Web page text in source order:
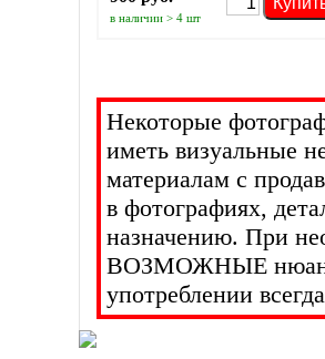
в наличии > 4 шт
Некоторые
иметь визуальные
материалам с
в фотографиях,
назначению. При
ВОЗМОЖНЫЕ
употреблении